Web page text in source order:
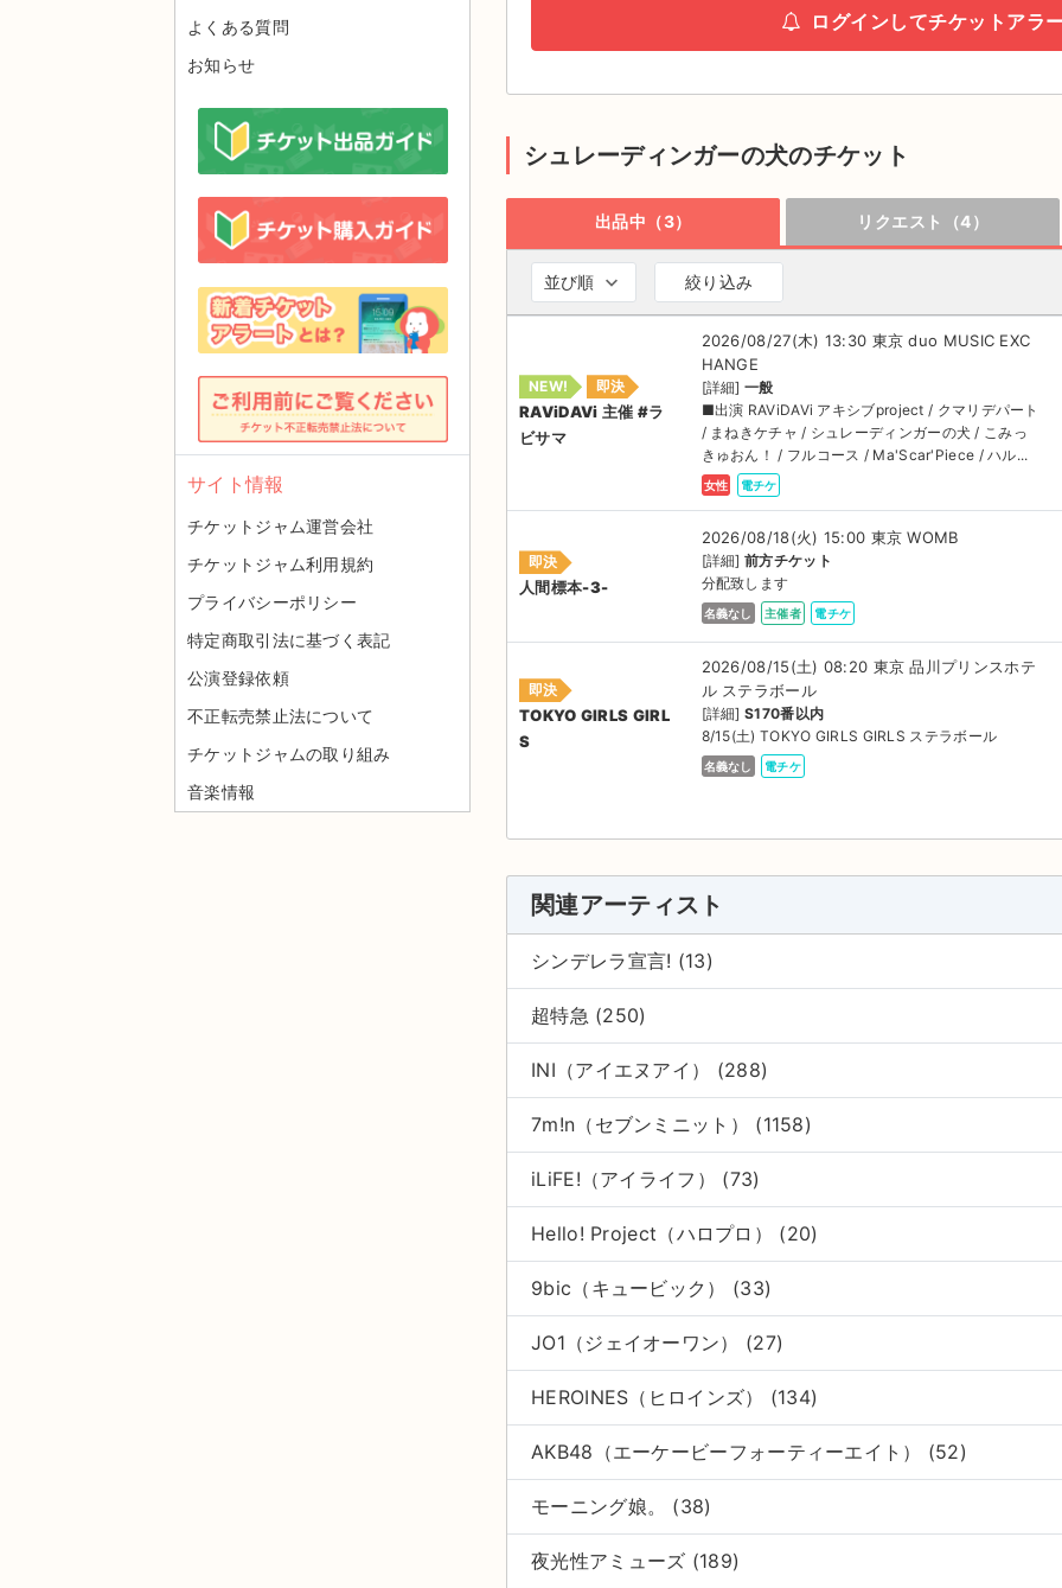
ログインしてチケットアラ
シュレーディンガーの犬のチケット
出品中（3） リクエスト（4）
並び順 絞り込み
NEW! 即決
RAViDAVi 主催 #ラ
ビサマ
2026/08/27(木) 13:30 東京 duo MUSIC EXC
HANGE
[詳細]一般
■出演 RAViDAVi アキシブproject / クマリデパート
/ まねきケチャ / シュレーディンガーの犬 / こみっ
きゅおん！ / フルコース / Ma'Scar'Piece / ハル...
女性 電チケ
即決
人間標本-3-
2026/08/18(火) 15:00 東京 WOMB
[詳細]前方チケット
分配致します
名義なし 主催者 電チケ
即決
TOKYO GIRLS GIRL
S
2026/08/15(土) 08:20 東京 品川プリンスホテ
ル ステラボール
[詳細]S170番以内
8/15(土) TOKYO GIRLS GIRLS ステラボール
名義なし 電チケ
関連アーティスト
シンデレラ宣言! (13)
超特急 (250)
INI（アイエヌアイ） (288)
7m!n（セブンミニット） (1158)
iLiFE!（アイライフ） (73)
Hello! Project（ハロプロ） (20)
9bic（キュービック） (33)
JO1（ジェイオーワン） (27)
HEROINES（ヒロインズ） (134)
AKB48（エーケービーフォーティーエイト） (52)
モーニング娘。 (38)
夜光性アミューズ (189)
よくある質問
お知らせ
サイト情報
チケットジャム運営会社
チケットジャム利用規約
プライバシーポリシー
特定商取引法に基づく表記
公演登録依頼
不正転売禁止法について
チケットジャムの取り組み
音楽情報